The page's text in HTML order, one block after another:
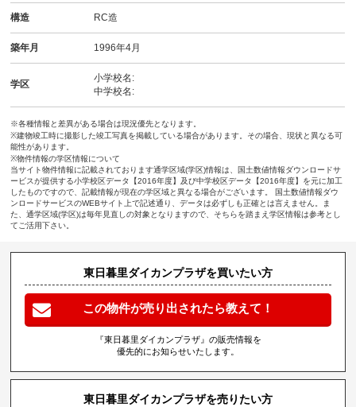
構造 RC造
築年月 1996年4月
学区
小学校名:
中学校名:
※各種情報と差異がある場合は現況優先となります。
※建物竣工時に撮影した竣工写真を掲載している場合があります。その場合、現状と異なる可
能性があります。
※物件情報の学区情報について
当サイト物件情報に記載されております通学区域(学区)情報は、国土数値情報ダウンロードサ
ービスが提供する小学校区データ【2016年度】及び中学校区データ【2016年度】を元に加工
したものですので、記載情報が現在の学区域と異なる場合がございます。 国土数値情報ダウ
ンロードサービスのWEBサイト上で記述通り、データは必ずしも正確とは言えません。ま
た、通学区域(学区)は毎年見直しの対象となりますので、そちらを踏まえ学区情報は参考とし
てご活用下さい。
東日暮里ダイカンプラザを買いたい方
この物件が売り出されたら教えて！
『東日暮里ダイカンプラザ』の販売情報を
優先的にお知らせいたします。
東日暮里ダイカンプラザを売りたい方